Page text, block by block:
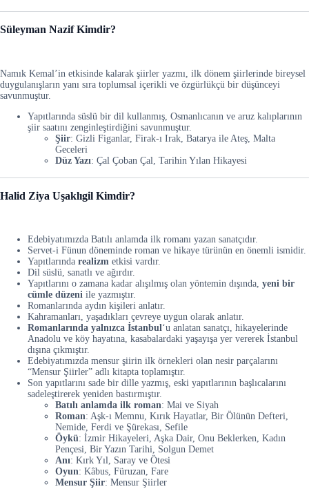
Süleyman Nazif Kimdir?
Namık Kemal’in etkisinde kalarak şiirler yazmı, ilk dönem şiirlerinde bireysel
duygulanışların yanı sıra toplumsal içerikli ve özgürlükçü bir düşünceyi
savunmuştur.
Yapıtlarında süslü bir dil kullanmış, Osmanlıcanın ve aruz kalıplarının
şiir saatını zenginleştirdiğini savunmuştur.
Şiir: Gizli Figanlar, Firak-ı Irak, Batarya ile Ateş, Malta
Geceleri
Düz Yazı: Çal Çoban Çal, Tarihin Yılan Hikayesi
Halid Ziya Uşaklıgil Kimdir?
Edebiyatımızda Batılı anlamda ilk romanı yazan sanatçıdır.
Servet-i Fünun döneminde roman ve hikaye türünün en önemli ismidir.
Yapıtlarında realizm etkisi vardır.
Dil süslü, sanatlı ve ağırdır.
Yapıtlarını o zamana kadar alışılmış olan yöntemin dışında, yeni bir
cümle düzeni ile yazmıştır.
Romanlarında aydın kişileri anlatır.
Kahramanları, yaşadıkları çevreye uygun olarak anlatır.
Romanlarında yalnızca İstanbul‘u anlatan sanatçı, hikayelerinde
Anadolu ve köy hayatına, kasabalardaki yaşayışa yer vererek İstanbul
dışına çıkmıştır.
Edebiyatımızda mensur şiirin ilk örnekleri olan nesir parçalarını
“Mensur Şiirler” adlı kitapta toplamıştır.
Son yapıtlarını sade bir dille yazmış, eski yapıtlarının başlıcalarını
sadeleştirerek yeniden bastırmıştır.
Batılı anlamda ilk roman: Mai ve Siyah
Roman: Aşk-ı Memnu, Kırık Hayatlar, Bir Ölünün Defteri,
Nemide, Ferdi ve Şürekası, Sefile
Öykü: İzmir Hikayeleri, Aşka Dair, Onu Beklerken, Kadın
Pençesi, Bir Yazın Tarihi, Solgun Demet
Anı: Kırk Yıl, Saray ve Ötesi
Oyun: Kâbus, Füruzan, Fare
Mensur Şiir: Mensur Şiirler